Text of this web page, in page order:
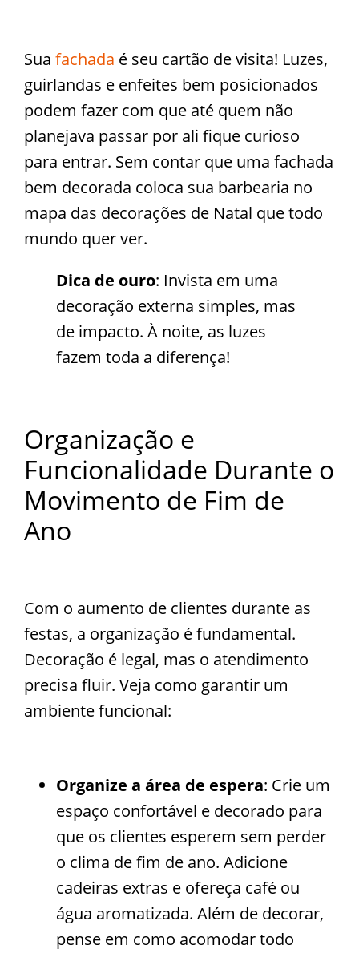
Sua fachada é seu cartão de visita! Luzes,
guirlandas e enfeites bem posicionados
podem fazer com que até quem não
planejava passar por ali fique curioso
para entrar. Sem contar que uma fachada
bem decorada coloca sua barbearia no
mapa das decorações de Natal que todo
mundo quer ver.
Dica de ouro: Invista em uma
decoração externa simples, mas
de impacto. À noite, as luzes
fazem toda a diferença!
Organização e
Funcionalidade Durante o
Movimento de Fim de
Ano
Com o aumento de clientes durante as
festas, a organização é fundamental.
Decoração é legal, mas o atendimento
precisa fluir. Veja como garantir um
ambiente funcional:
Organize a área de espera: Crie um
espaço confortável e decorado para
que os clientes esperem sem perder
o clima de fim de ano. Adicione
cadeiras extras e ofereça café ou
água aromatizada. Além de decorar,
pense em como acomodar todo